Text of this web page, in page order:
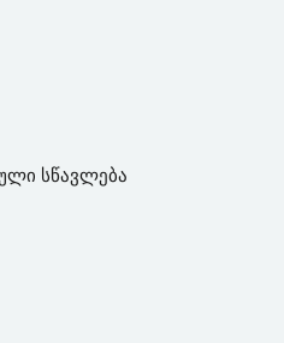
სწავლება